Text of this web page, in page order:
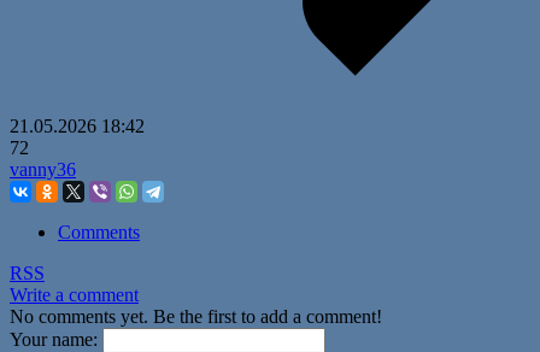
21.05.2026 18:42
72
vanny36
Comments
RSS
Write a comment
No comments yet. Be the first to add a comment!
Your name: